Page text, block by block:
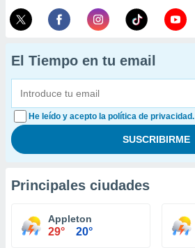
El Tiempo en tu email
He leído y acepto la política de privacidad.
Principales ciudades
Appleton
29° 20°